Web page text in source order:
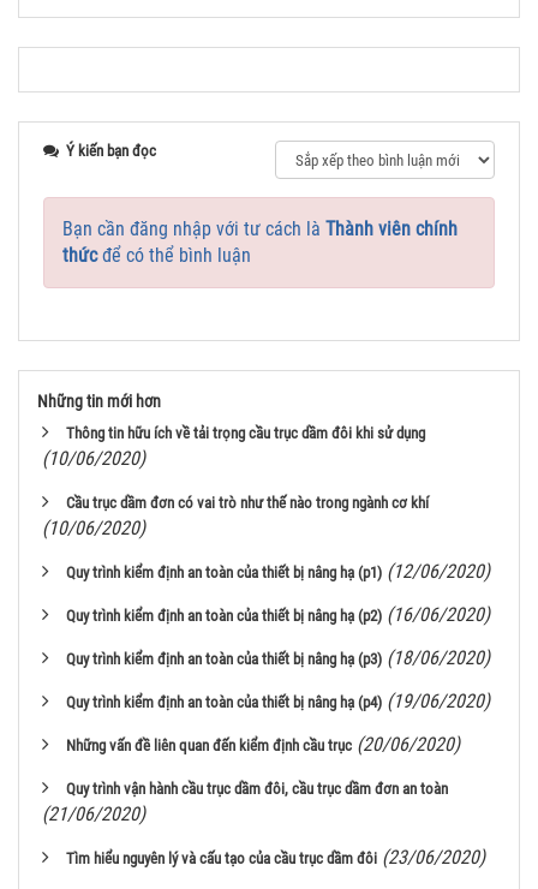
Ý kiến bạn đọc
Bạn cần đăng nhập với tư cách là Thành viên chính
thứcđể có thể bình luận
Những tin mới hơn
Thông tin hữu ích về tải trọng cầu trục dầm đôi khi sử dụng
(10/06/2020)
Cầu trục dầm đơn có vai trò như thế nào trong ngành cơ khí
(10/06/2020)
Quy trình kiểm định an toàn của thiết bị nâng hạ (p1) (12/06/2020)
Quy trình kiểm định an toàn của thiết bị nâng hạ (p2) (16/06/2020)
Quy trình kiểm định an toàn của thiết bị nâng hạ (p3) (18/06/2020)
Quy trình kiểm định an toàn của thiết bị nâng hạ (p4) (19/06/2020)
Những vấn đề liên quan đến kiểm định cầu trục (20/06/2020)
Quy trình vận hành cầu trục dầm đôi, cầu trục dầm đơn an toàn
(21/06/2020)
Tìm hiểu nguyên lý và cấu tạo của cầu trục dầm đôi (23/06/2020)